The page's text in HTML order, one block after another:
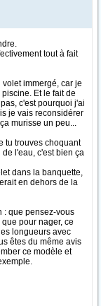
tout à fait
immergé, car je
Et le fait de
c'est pourquoi j'ai
je vais reconsidérer
murisse un peu...
tu trouves choquant
l'eau, c'est bien ça
dans la banquette,
en dehors de la
: que pensez-vous
pour nager, ce
longueurs avec
êtes du même avis
ce modèle et